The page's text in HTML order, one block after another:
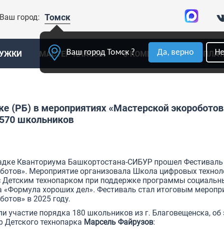
Ваш город: Томск
Ваш город Томск ? Да, верно
МАСТЕР-КЛАССЫ О КОМПАНИИ
(РБ) в мероприятиях «Мастерской
школьников
Кванториума Башкортостана-СИБУР прошел Фестиваль
Мероприятие организовала Школа цифровых
Детским технопарком при поддержке программы
«Формула хороших дел». Фестиваль стал итоговым
в 2025 году.
участие порядка 180 школьников из г. Благовещенска, об
Детского технопарка Марсель Файрузов: